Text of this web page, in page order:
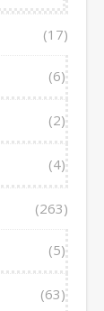
(17)
(6)
(2)
(4)
(263)
(5)
(63)